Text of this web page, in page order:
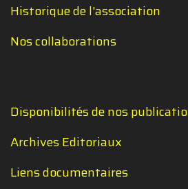
Historique de l'association
Nos collaborations
Disponibilités de nos
Archives Editoriaux
Liens documentaires